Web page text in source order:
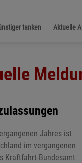
tanken Aktuelle
Jahres ist
im vergangenen
Kraftfahrt-Bundesamt